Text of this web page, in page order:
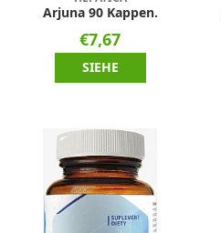
Arjuna 90 Kappen.
€7,67
SIEHE